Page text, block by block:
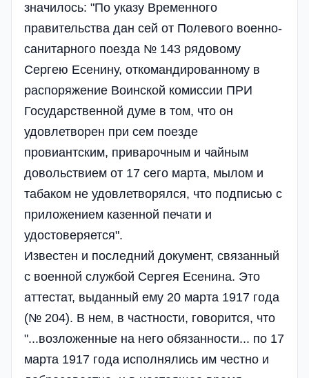
значилось: "По указу Временного
правительства дан сей от Полевого военно-
санитарного поезда № 143 рядовому
Сергею Есенину, откомандированному в
распоряжение Воинской комиссии ПРИ
Государственной думе в том, что он
удовлетворен при сем поезде
провиантским, приварочным и чайным
довольствием от 17 сего марта, мылом и
табаком не удовлетворялся, что подписью с
приложением казенной печати и
удостоверяется".
Известен и последний документ, связанный
с военной службой Сергея Есенина. Это
аттестат, выданный ему 20 марта 1917 года
(№ 204). В нем, в частности, говорится, что
"...возложенные на него обязанности... по 17
марта 1917 года исполнялись им честно и